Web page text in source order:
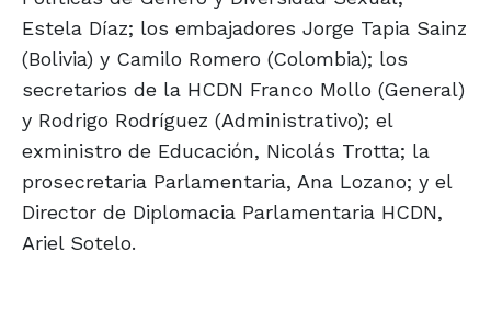
Estela Díaz; los embajadores Jorge Tapia Sainz
(Bolivia) y Camilo Romero (Colombia); los
secretarios de la HCDN Franco Mollo (General)
y Rodrigo Rodríguez (Administrativo); el
exministro de Educación, Nicolás Trotta; la
prosecretaria Parlamentaria, Ana Lozano; y el
Director de Diplomacia Parlamentaria HCDN,
Ariel Sotelo.